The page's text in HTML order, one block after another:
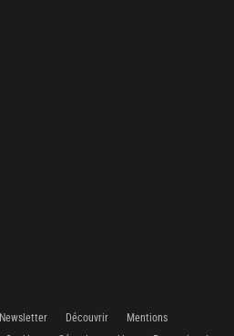
Newsletter Découvrir
Mentions